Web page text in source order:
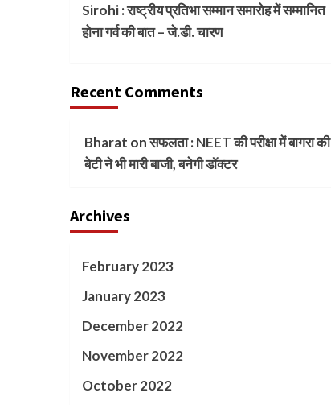
Sirohi : राष्ट्रीय प्रतिभा सम्मान समारोह में सम्मानित
होना गर्व की बात – जे.डी. चारण
Recent Comments
Bharat onसफलता : NEET की परीक्षा में बागरा की
बेटी ने भी मारी बाजी, बनेगी डॉक्टर
Archives
February 2023
January 2023
December 2022
November 2022
October 2022